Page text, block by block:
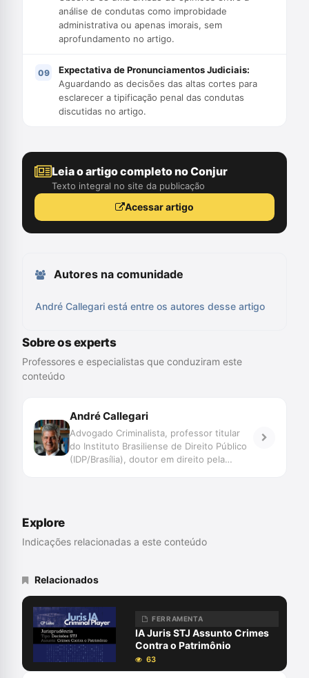
análise de condutas como improbidade
administrativa ou apenas imorais, sem
aprofundamento no artigo.
Expectativa de Pronunciamentos Judiciais:
Aguardando as decisões das altas cortes para
esclarecer a tipificação penal das condutas
discutidas no artigo.
Leia o artigo completo no Conjur
Texto integral no site da publicação
Acessar artigo
Autores na comunidade
André Callegari está entre os autores desse artigo
Sobre os experts
Professores e especialistas que conduziram este
conteúdo
André Callegari
Advogado Criminalista, professor titular
do Instituto Brasiliense de Direito Público
(IDP/Brasília), doutor em direito pela
pelo Centro Universitário del Valle de
Penal.
Explore
Indicações relacionadas a este conteúdo
Relacionados
FERRAMENTA
IA Juris STJ Assunto Crimes
Contra o Patrimônio
63